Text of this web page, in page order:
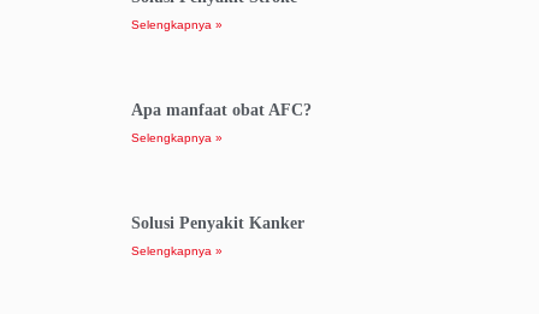
Selengkapnya »
Apa manfaat obat AFC?
Selengkapnya »
Solusi Penyakit Kanker
Selengkapnya »